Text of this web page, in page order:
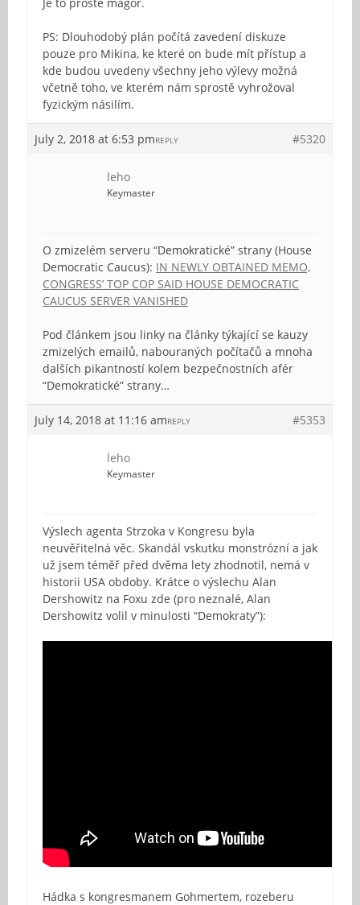
PS: Dlouhodobý plán počítá zavedení diskuze
pouze pro Mikina, ke které on bude mít přístup a
kde budou uvedeny všechny jeho výlevy možná
včetně toho, ve kterém nám sprostě vyhrožoval
fyzickým násilím.
July 2, 2018 at 6:53 pm #5320
REPLY
leho
Keymaster
O zmizelém serveru “Demokratické” strany (House
Democratic Caucus): IN NEWLY OBTAINED MEMO,
CONGRESS’ TOP COP SAID HOUSE DEMOCRATIC
CAUCUS SERVER VANISHED
Pod článkem jsou linky na články týkající se kauzy
zmizelých emailů, nabouraných počítačů a mnoha
dalších pikantností kolem bezpečnostních afér
“Demokratické” strany…
July 14, 2018 at 11:16 am #5353
REPLY
leho
Keymaster
Výslech agenta Strzoka v Kongresu byla
neuvěřitelná věc. Skandál vskutku monstrózní a jak
už jsem téměř před dvěma lety zhodnotil, nemá v
historii USA obdoby. Krátce o výslechu Alan
Dershowitz na Foxu zde (pro neznalé, Alan
Dershowitz volil v minulosti “Demokraty”):
Hádka s kongresmanem Gohmertem, rozeberu